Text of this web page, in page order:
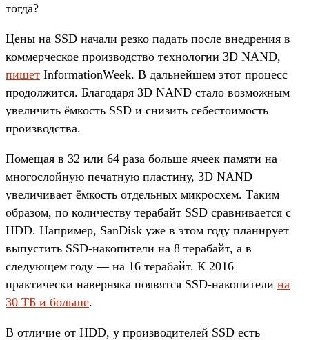
тогда?
Цены на SSD начали резко падать после внедрения в
коммерческое производство технологии 3D NAND,
пишет InformationWeek. В дальнейшем этот процесс
продолжится. Благодаря 3D NAND стало возможным
увеличить ёмкость SSD и снизить себестоимость
производства.
Помещая в 32 или 64 раза больше ячеек памяти на
многослойную печатную пластину, 3D NAND
увеличивает ёмкость отдельных микросхем. Таким
образом, по количеству терабайт SSD сравнивается с
HDD. Например, SanDisk уже в этом году планирует
выпустить SSD-накопители на 8 терабайт, а в
следующем году — на 16 терабайт. К 2016
практически наверняка появятся SSD-накопители на
30 ТБ и больше.
В отличие от HDD, у производителей SSD есть